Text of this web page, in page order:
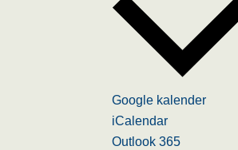
Google kalender
iCalendar
Outlook 365